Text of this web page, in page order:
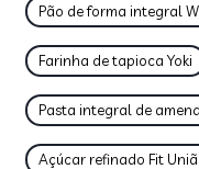
Pão de forma integral
Farinha de tapioca Yoki
Pasta integral de
Açúcar refinado Fit